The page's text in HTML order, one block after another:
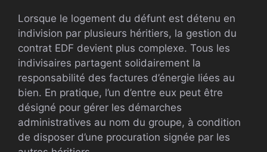
Lorsque le logement du défunt est détenu en
indivision par plusieurs héritiers, la gestion du
contrat EDF devient plus complexe. Tous les
indivisaires partagent solidairement la
responsabilité des factures d’énergie liées au
bien. En pratique, l’un d’entre eux peut être
désigné pour gérer les démarches
administratives au nom du groupe, à condition
de disposer d’une procuration signée par les